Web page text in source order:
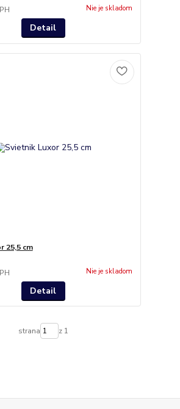
Nie je skladom
Detail
25,5 cm
Nie je skladom
Detail
strana z 1